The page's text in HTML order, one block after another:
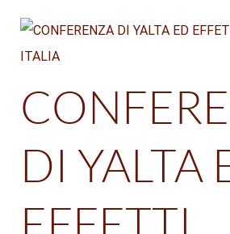
DI YALTA